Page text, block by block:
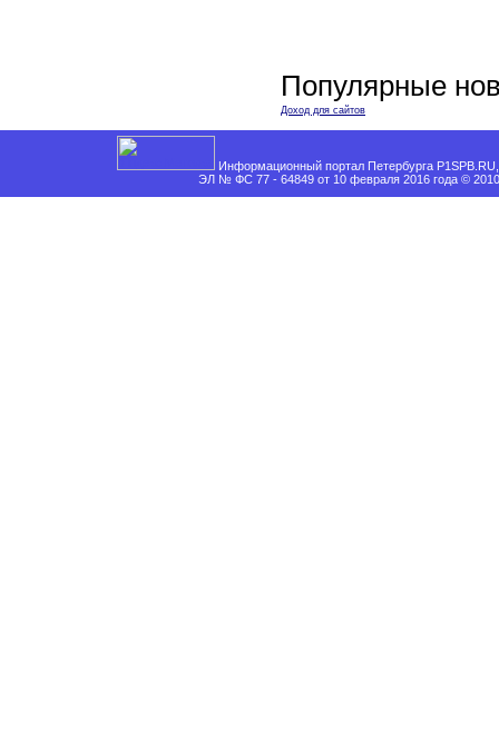
Популярные
Доход для сайтов
Информационный портал Петербурга
ЭЛ № ФС 77 - 64849 от 10 февраля 2016 года ©